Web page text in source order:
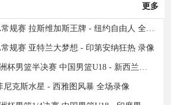
更多
2024年09月09日WNBA常规赛 拉斯维加斯王牌 - 纽约自由人 全场录像
常规赛 亚特兰大梦想 - 印第安纳狂热 录像
2024年09月08日U18亚洲杯男篮半决赛 中国男篮U18 - 新西兰男篮U18 录像
尼克斯水星 - 西雅图风暴 全场录像